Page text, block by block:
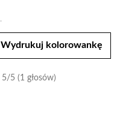
Wydrukuj kolorowankę
5/5 (1 głosów)